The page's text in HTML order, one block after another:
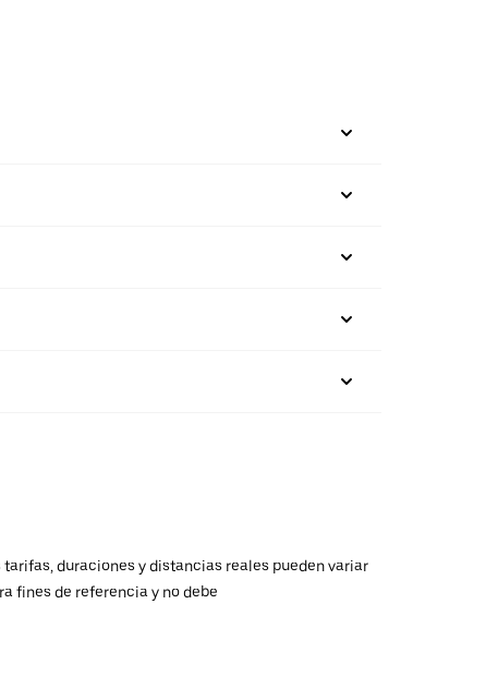
duraciones y distancias reales pueden variar
fines de referencia y no debe